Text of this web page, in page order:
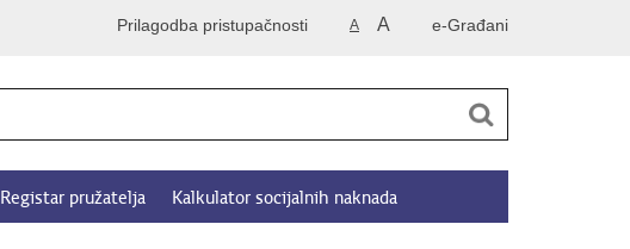
e-Građani
A A
Prilagodba pristupačnosti
Registar pružatelja Kalkulator socijalnih naknada